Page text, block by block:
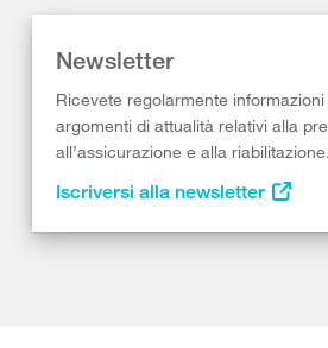
Newsletter
Ricevete regolarmente
argomenti di attualità relativi alla
all’assicurazione e alla riabilitazione.
Iscriversi alla newsletter